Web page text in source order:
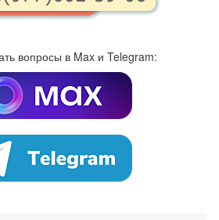
вопросы в Max и Telegram: